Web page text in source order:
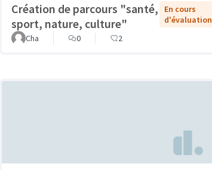
Création de parcours "santé,
sport, nature, culture"
En cours
d'évaluation
Cha
0 2